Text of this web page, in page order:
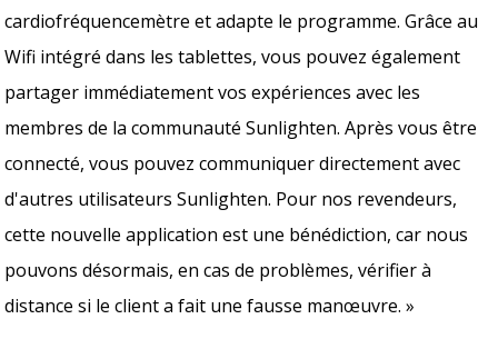
cardiofréquencemètre et adapte le programme. Grâce au
Wifi intégré dans les tablettes, vous pouvez également
partager immédiatement vos expériences avec les
membres de la communauté Sunlighten. Après vous être
connecté, vous pouvez communiquer directement avec
d'autres utilisateurs Sunlighten. Pour nos revendeurs,
cette nouvelle application est une bénédiction, car nous
pouvons désormais, en cas de problèmes, vérifier à
distance si le client a fait une fausse manœuvre. »